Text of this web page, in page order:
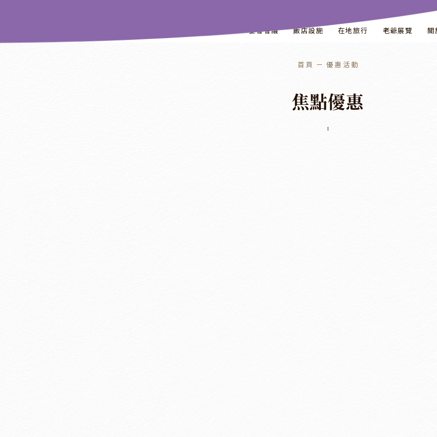
宴會會議 飯店設施 在地旅行 老爺展覽 關
首頁 優惠活動
焦點優惠